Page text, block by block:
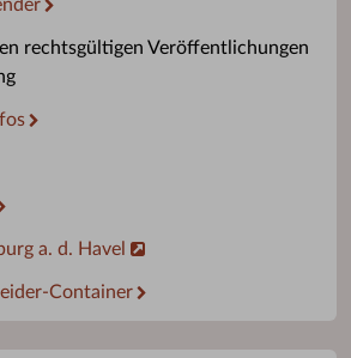
rechtsgültigen Veröffentlichungen
a. d. Havel
Container